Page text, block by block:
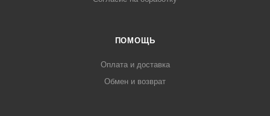
ПОМОЩЬ
Оплата и доставка
Обмен и возврат